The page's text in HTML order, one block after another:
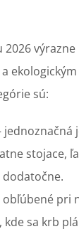
2026
sú:
jednoznačná
stojace,
obľúbené pri
sa krb